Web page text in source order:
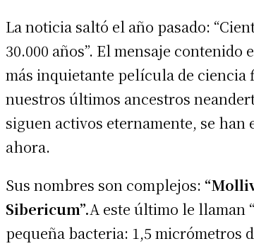
La noticia saltó el año pasado:
30.000 años”. El mensaje
más inquietante película de ciencia
nuestros últimos ancestros
siguen activos eternamente, se
ahora.
Sus nombres son complejos:
Sibericum”.A este último le llaman
pequeña bacteria: 1,5 micrómetros